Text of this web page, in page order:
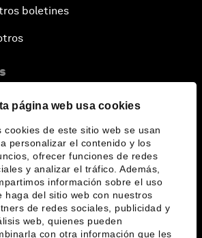
página web usa cookies
cookies de este sitio web se usan
personalizar el contenido y los
ofrecer funciones de redes
y analizar el tráfico. Además,
información sobre el uso
haga del sitio web con nuestros
de redes sociales, publicidad y
web, quienes pueden
con otra información que les
boletines
el Foro
idiomas